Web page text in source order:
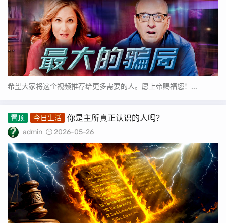
希望大家将这个视频推荐给更多需要的人。愿上帝赐福您！...
置顶 今日生活 你是主所真正认识的人吗？
admin 2026-05-26